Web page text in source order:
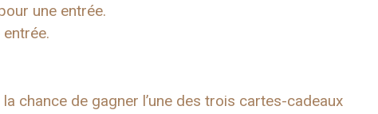
une entrée.
chance de gagner l’une des trois cartes-cadeaux